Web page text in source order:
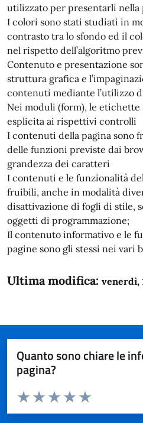
utilizzato per presentarli nella
I colori sono stati studiati in
contrasto tra lo sfondo ed il
nel rispetto dell’algoritmo
Contenuto e presentazione
struttura grafica e
contenuti mediante l’utilizzo
Nei moduli (form), le etichette
esplicita ai rispettivi controlli
I contenuti della pagina sono
delle funzioni previste dai
grandezza dei caratteri
I contenuti e le funzionalità
fruibili, anche in modalità
disattivazione di fogli di stile,
oggetti di programmazione;
Il contenuto informativo e le
pagine sono gli stessi nei vari
Ultima modifica: venerdì,
Quanto sono chiare le
pagina?
Domanda
Valuta da 1 a 5 stelle la pagina
Valuta 5 stelle
Valuta 4 stelle su 5
Valuta 3 stelle su 5
Valuta 2 stelle su 5
Valuta 1 stelle su 5